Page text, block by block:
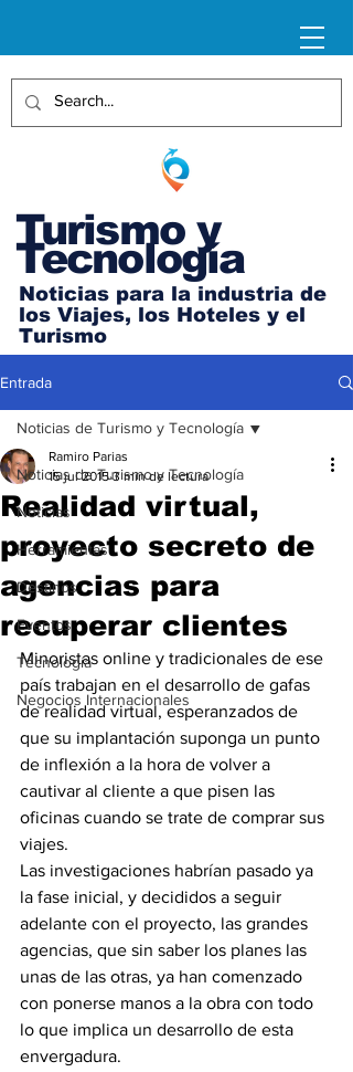
Turismo y
Tecnología
Noticias para la industria de
los Viajes, los Hoteles y el
Turismo
Entrada
Noticias de Turismo y Tecnología
Noticias
Herramientas
Destinos
Eventos
Tecnología
Negocios Internacionales
Noticias de Turismo y Tecnología
Realidad virtual,
proyecto secreto de
agencias para
recuperar clientes
Ramiro Parias
15 jul 2015 3 min de lectura
Minoristas online y tradicionales de ese
país trabajan en el desarrollo de gafas
de realidad virtual, esperanzados de
que su implantación suponga un punto
de inflexión a la hora de volver a
cautivar al cliente a que pisen las
oficinas cuando se trate de comprar sus
viajes.
Las investigaciones habrían pasado ya
la fase inicial, y decididos a seguir
adelante con el proyecto, las grandes
agencias, que sin saber los planes las
unas de las otras, ya han comenzado
con ponerse manos a la obra con todo
lo que implica un desarrollo de esta
envergadura.